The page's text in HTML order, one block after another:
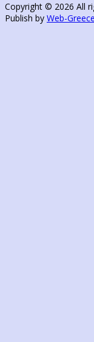
Copyright © 2026 All
Publish by Web-